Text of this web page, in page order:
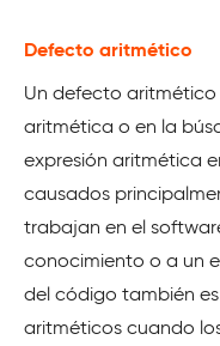
Defecto aritmético
Un defecto aritmético
aritmética o en la
expresión aritmética
causados
trabajan en el
conocimiento o a un
del código también
aritméticos cuando